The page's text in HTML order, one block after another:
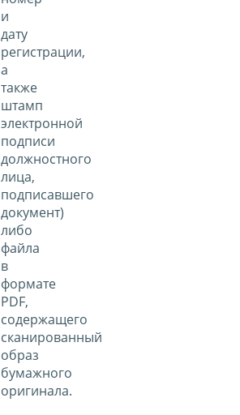
и
дату
регистрации,
а
также
штамп
электронной
подписи
должностного
лица,
подписавшего
документ)
либо
файла
в
формате
PDF,
содержащего
сканированный
образ
бумажного
оригинала.